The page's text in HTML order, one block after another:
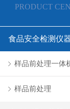
PRODUCT
食品安全检测仪
样品前处理一体
样品前处理